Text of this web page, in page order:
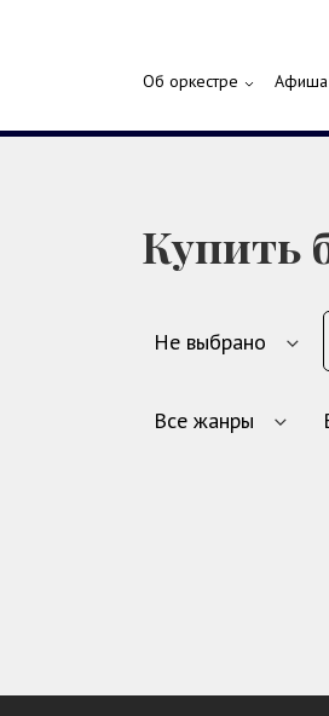
Об оркестре Афиша
Купить